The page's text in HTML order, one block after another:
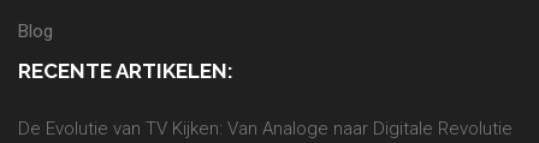
Blog
RECENTE ARTIKELEN:
De Evolutie van TV Kijken: Van Analoge naar Digitale Revolutie